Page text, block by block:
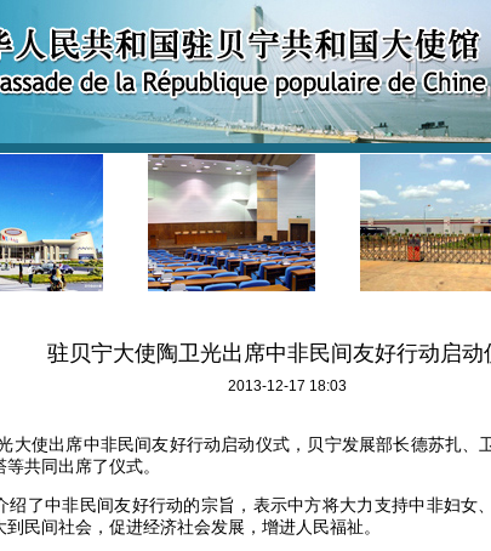
驻贝宁大使陶卫光出席中非民间友好行动启动
2013-12-17 18:03
大使出席中非民间友好行动启动仪式，贝宁发展部长德苏扎、
共同出席了仪式。
绍了中非民间友好行动的宗旨，表示中方将大力支持中非妇女
民间社会，促进经济社会发展，增进人民福祉。